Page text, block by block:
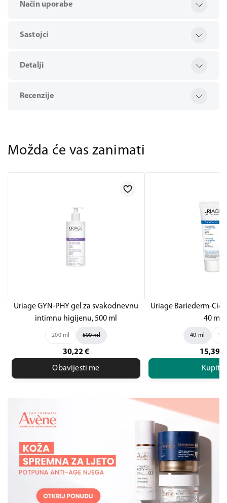
Način uporabe
Sastojci
Detalji
Recenzije
Možda će vas zanimati
Uriage GYN-PHY gel za svakodnevnu
intimnu higijenu, 500 ml
200 ml 500 ml
30,22 €
Obavijesti me
Uriage Bariederm-
40 ml
40 ml
15,39
Kupite